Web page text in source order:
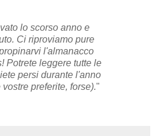
lo scorso anno e
Ci riproviamo pure
l'almanacco
Potrete leggere tutte le
persi durante l'anno
preferite, forse)."